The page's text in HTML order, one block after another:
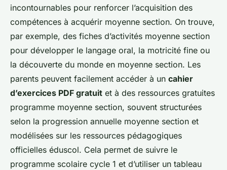
incontournables pour renforcer l’acquisition des
compétences à acquérir moyenne section. On trouve,
par exemple, des fiches d’activités moyenne section
pour développer le langage oral, la motricité fine ou
la découverte du monde en moyenne section. Les
parents peuvent facilement accéder à un cahier
d’exercices PDF gratuit et à des ressources gratuites
programme moyenne section, souvent structurées
selon la progression annuelle moyenne section et
modélisées sur les ressources pédagogiques
officielles éduscol. Cela permet de suivre le
programme scolaire cycle 1 et d’utiliser un tableau